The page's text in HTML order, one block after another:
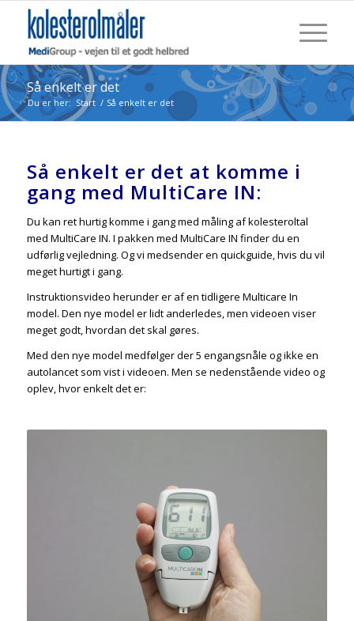
Så enkelt er det
Du er her: Start / Så enkelt er det
Så enkelt er det at komme i
gang med MultiCare IN:
Du kan ret hurtig komme i gang med måling af kolesteroltal
med MultiCare IN. I pakken med MultiCare IN finder du en
udførlig vejledning. Og vi medsender en quickguide, hvis du vil
meget hurtigt i gang.
Instruktionsvideo herunder er af en tidligere Multicare In
model. Den nye model er lidt anderledes, men videoen viser
meget godt, hvordan det skal gøres.
Med den nye model medfølger der 5 engangsnåle og ikke en
autolancet som vist i videoen. Men se nedenstående video og
oplev, hvor enkelt det er: